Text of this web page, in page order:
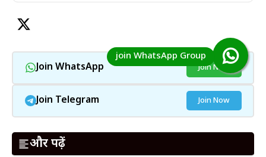
Join WhatsApp Join Now
Join Telegram Join Now
और पढ़ें